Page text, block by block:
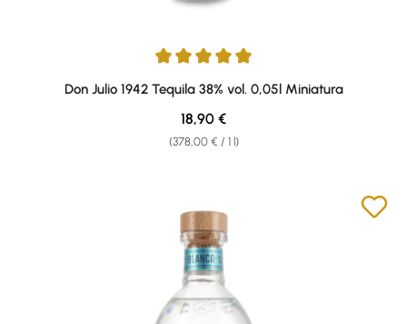
Average rating of 5 out of 5 stars
Don Julio 1942 Tequila 38% vol. 0,05l Miniatura
(378,00 € / 1 l)
Regular price:
18,90 €